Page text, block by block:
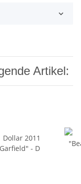
Artikel: